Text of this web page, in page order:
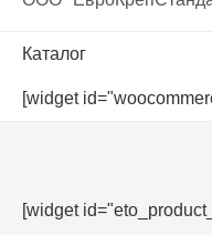
Каталог
[widget
[widget